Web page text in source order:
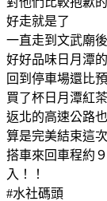
好走就是了
一直走到文武廟
好好品味日月潭
回到停車場還比
買了杯日月潭紅
返北的高速公路
算是完美結束這
搭車來回車程約
入！！
#水社碼頭